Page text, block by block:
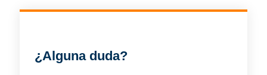
¿Alguna duda?